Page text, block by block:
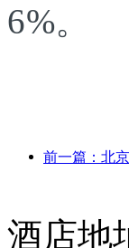
6%。
酒店地